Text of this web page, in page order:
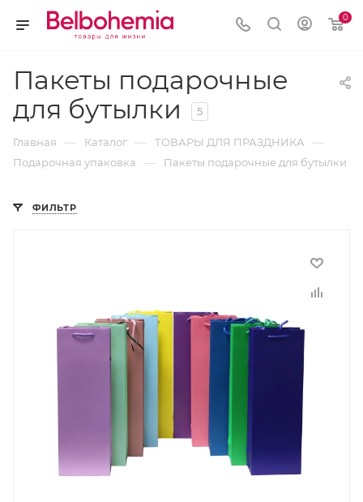
0
Пакеты подарочные
для бутылки
5
Главная — Каталог — ТОВАРЫ ДЛЯ ПРАЗДНИКА —
Подарочная упаковка — Пакеты подарочные для бутылки
ФИЛЬТР